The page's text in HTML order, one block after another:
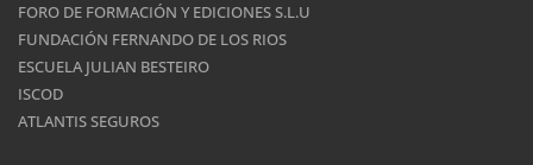
FORO DE FORMACIÓN Y EDICIONES S.L.U
FUNDACIÓN FERNANDO DE LOS RIOS
ESCUELA JULIAN BESTEIRO
ISCOD
ATLANTIS SEGUROS